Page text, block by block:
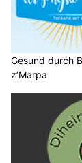
Gesund durch
z’Marpa